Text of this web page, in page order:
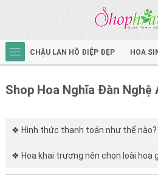
CHẬU LAN HỒ ĐIỆP ĐẸP HOA
Shop Hoa Nghĩa Đàn Nghệ
❖ Hình thức thanh toán như thế nào?
❖ Hoa khai trương nên chọn loài hoa